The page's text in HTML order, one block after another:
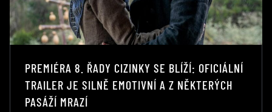
PREMIÉRA 8. ŘADY CIZINKY SE BLÍŽÍ: OFICIÁLNÍ
TRAILER JE SILNĚ EMOTIVNÍ A Z NĚKTERÝCH
PASÁŽÍ MRAZÍ